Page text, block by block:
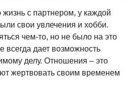
жизнь с партнером, у каждой
свои увлечения и хобби.
чем-то, но не было на это
дает возможность
делу. Отношения – это
жертвовать своим временем